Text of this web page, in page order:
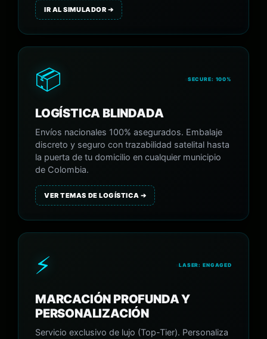
IR AL SIMULADOR ➔
📦 SECURE: 100%
LOGÍSTICA BLINDADA
Envíos nacionales 100% asegurados. Embalaje
discreto y seguro con trazabilidad satelital hasta
la puerta de tu domicilio en cualquier municipio
de Colombia.
VER TEMAS DE LOGÍSTICA ➔
⚡ LASER: ENGAGED
MARCACIÓN PROFUNDA Y
PERSONALIZACIÓN
Servicio exclusivo de lujo (Top-Tier). Personaliza